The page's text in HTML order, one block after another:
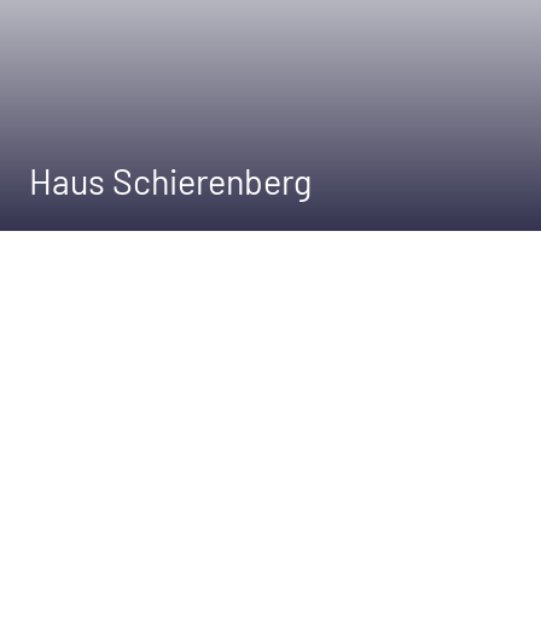
Haus Schierenberg